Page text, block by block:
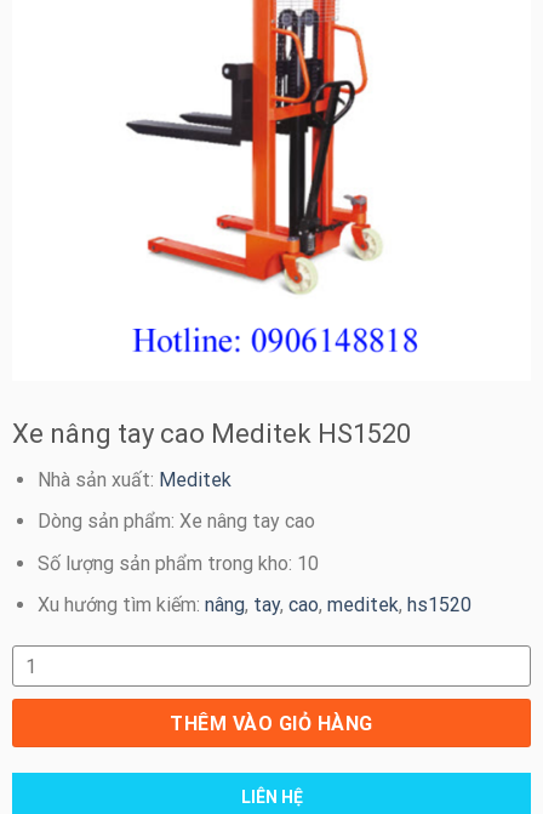
Xe nâng tay cao Meditek HS1520
Nhà sản xuất: Meditek
Dòng sản phẩm: Xe nâng tay cao
Số lượng sản phẩm trong kho: 10
Xu hướng tìm kiếm: nâng, tay, cao, meditek, hs1520
Xe nâng tay cao Meditek HS1520 số lượng
THÊM VÀO GIỎ HÀNG
LIÊN HỆ